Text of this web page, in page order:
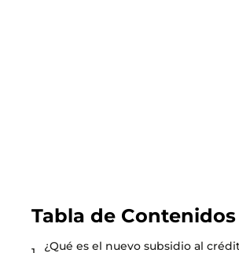
Tabla de Contenidos
¿Qué es el nuevo subsidio al